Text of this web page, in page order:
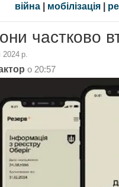
війна | мобілізація |
частково
р.
о 20:57